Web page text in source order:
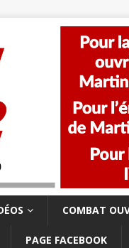
COMBAT
PAGE FACEBOOK